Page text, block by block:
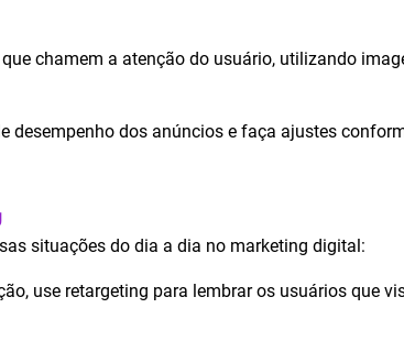
chamem a atenção do usuário, utilizando
desempenho dos anúncios e faça ajustes
situações do dia a dia no marketing digital:
use retargeting para lembrar os usuários que